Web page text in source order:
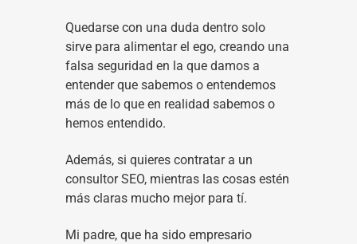
Quedarse con una duda dentro solo
sirve para alimentar el ego, creando una
falsa seguridad en la que damos a
entender que sabemos o entendemos
más de lo que en realidad sabemos o
hemos entendido.
Además, si quieres contratar a un
consultor SEO, mientras las cosas estén
más claras mucho mejor para tí.
Mi padre, que ha sido empresario